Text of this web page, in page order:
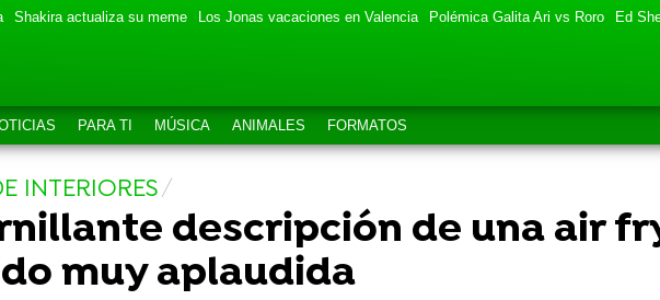
Shakira actualiza su meme Los Jonas vacaciones en Valencia Polémica Galita Ari vs Roro Ed
PARA TI MÚSICA ANIMALES FORMATOS
INTERIORES
descripción de una air
muy aplaudida